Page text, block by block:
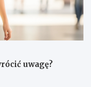
uwagę?